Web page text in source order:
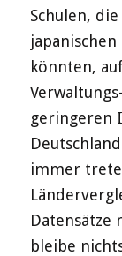
Schulen,
könnten,
geringeren
immer trete
Datensätze
bleibe